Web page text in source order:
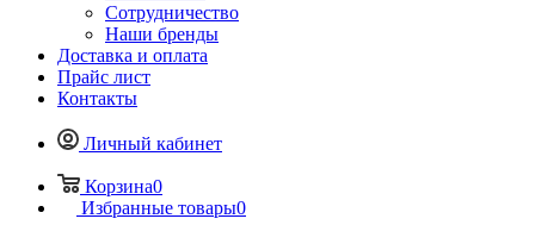
Сотрудничество
Наши бренды
Доставка и оплата
Прайс лист
Контакты
Личный кабинет
Корзина0
Избранные товары0